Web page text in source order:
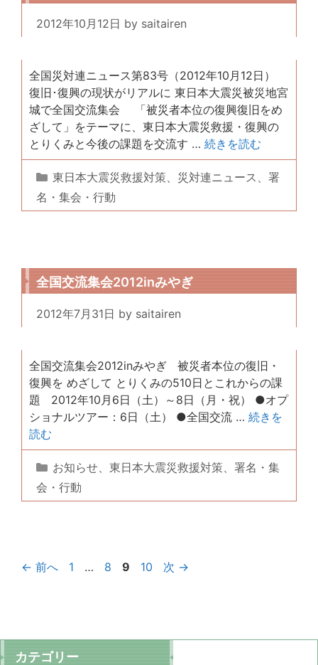
2012年10月12日 by saitairen
全国災対連ニュース第83号（2012年10月12日）
復旧･復興の現状がリアルに 東日本大震災被災地宮
城で全国交流集会 「被災者本位の復興復旧をめ
ざして」をテーマに、東日本大震災救援・復興の
とりくみと今後の課題を交流す … 続きを読む
カ
テ
ゴ
東日本大震災救援対策、 災対連ニュース 、 署
名・集会・行動
全国交流集会2012inみやぎ
2012年7月31日 by saitairen
全国交流集会2012inみやぎ 被災者本位の復旧・
復興を めざして とりくみの510日とこれからの課
題 2012年10月6日（土）～8日（月・祝） ●オプ
ショナルツアー：6日（土） ●全国交流 … 続きを
読む
カ
テ
ゴ
お知らせ、 東日本大震災救援対策、 署名・集
会・行動
← 前へ
ペ
1 …
ペ
8
ペ
9
ペ
10 次 →
カテゴリー